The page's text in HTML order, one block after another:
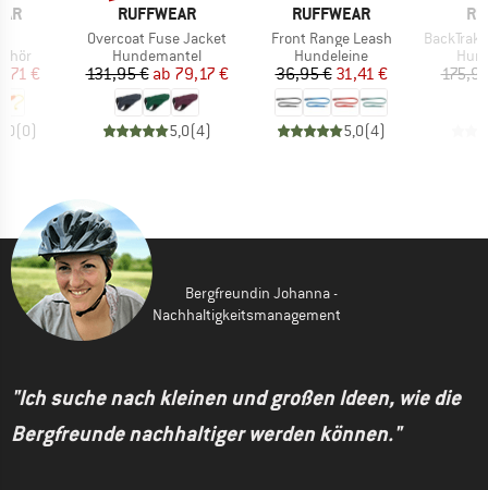
Preis
€
(0)
MARKE
RUFFWEAR
Artikel
Overcoat Fuse Jacket
Produktgruppe
Hundemantel
Preis
131,95 € reduzierter Preis
ab 79,17 €
5,0(4)
MARKE
RUFFWEAR
Artikel
Front Range Leash
Produktgruppe
Hundeleine
Preis
36,95 €reduzierter Preis
31,41 €
5,0(4)
Artikel
BackTrak
Bergfreundin Johanna -
Nachhaltigkeitsmanagement
"Ich suche nach kleinen und großen Ideen, wie die
Bergfreunde nachhaltiger werden können."